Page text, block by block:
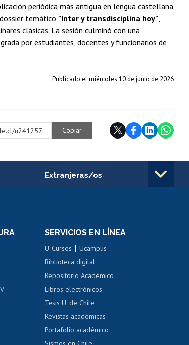
periódica más antigua en lengua castellana
temático "Inter y transdisciplina hoy"
clásicas. La sesión culminó con una
por estudiantes, docentes y funcionarios de
Publicado el miércoles 10 de junio de 2026
u241257 Copiar
Extranjeras/os
Movilidad Estudiantil
Cursos de español
SERVICIOS EN LÍNEA
U-Cursos |Ucampus
Biblioteca digital
Repositorio Académico
Libros electrónicos
Tesis U. de Chile
Revistas académicas
Portafolio académico